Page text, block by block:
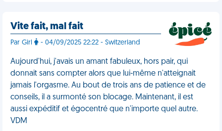
Vite fait, mal fait
Par Girl - 04/09/2025 22:22 - Switzerland
Aujourd'hui, j'avais un amant fabuleux, hors pair, qui
donnait sans compter alors que lui-même n'atteignait
jamais l'orgasme. Au bout de trois ans de patience et de
conseils, il a surmonté son blocage. Maintenant, il est
aussi expéditif et égocentré que n'importe quel autre.
VDM